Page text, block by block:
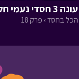
עונה 3 חסדי נעמי חלק א
הכל בחסד › פרק 18